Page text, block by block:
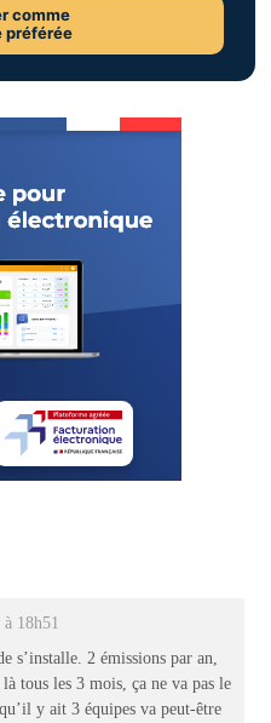
comme
préférée
18h51
s’installe. 2 émissions par an,
tous les 3 mois, ça ne va pas le
y ait 3 équipes va peut-être